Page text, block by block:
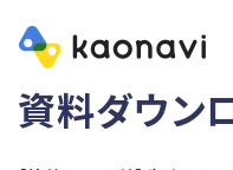
資料ダウン